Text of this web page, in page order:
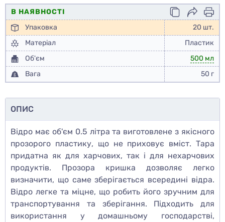
В НАЯВНОСТІ
Упаковка
20 шт.
Матеріал
Пластик
Об'єм
500 мл
Вага
50 г
ОПИС
Відро має об'єм 0.5 літра та виготовлене з якісного
прозорого пластику, що не приховує вміст. Тара
придатна як для харчових, так і для нехарчових
продуктів. Прозора кришка дозволяє легко
визначити, що саме зберігається всередині відра.
Відро легке та міцне, що робить його зручним для
транспортування та зберігання. Підходить для
використання у домашньому господарстві,